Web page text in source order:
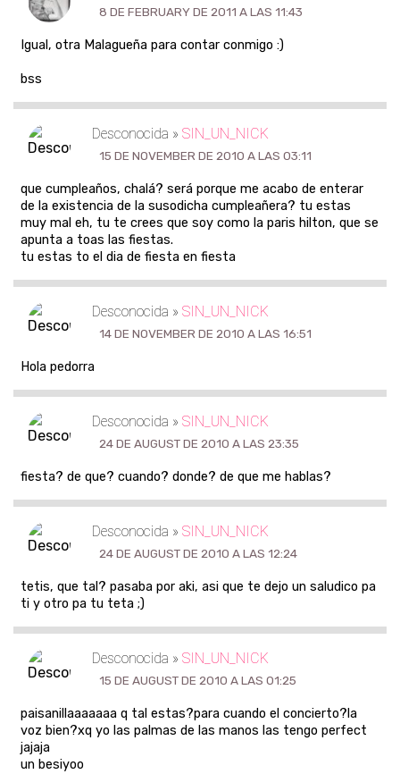
8 DE FEBRUARY DE 2011 A LAS 11:43
Igual, otra Malagueña para contar conmigo :)
bss
Desconocida » SIN_UN_NICK
15 DE NOVEMBER DE 2010 A LAS 03:11
que cumpleaños, chalá? será porque me acabo de enterar
de la existencia de la susodicha cumpleañera? tu estas
muy mal eh, tu te crees que soy como la paris hilton, que se
apunta a toas las fiestas.
tu estas to el dia de fiesta en fiesta
Desconocida » SIN_UN_NICK
14 DE NOVEMBER DE 2010 A LAS 16:51
Hola pedorra
Desconocida » SIN_UN_NICK
24 DE AUGUST DE 2010 A LAS 23:35
fiesta? de que? cuando? donde? de que me hablas?
Desconocida » SIN_UN_NICK
24 DE AUGUST DE 2010 A LAS 12:24
tetis, que tal? pasaba por aki, asi que te dejo un saludico pa
ti y otro pa tu teta ;)
Desconocida » SIN_UN_NICK
15 DE AUGUST DE 2010 A LAS 01:25
paisanillaaaaaaa q tal estas?para cuando el concierto?la
voz bien?xq yo las palmas de las manos las tengo perfect
jajaja
un besiyoo